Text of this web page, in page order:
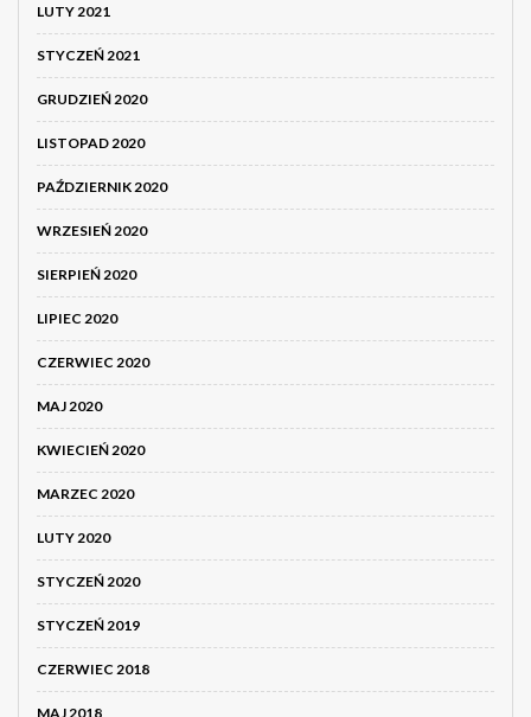
LUTY 2021
STYCZEŃ 2021
GRUDZIEŃ 2020
LISTOPAD 2020
PAŹDZIERNIK 2020
WRZESIEŃ 2020
SIERPIEŃ 2020
LIPIEC 2020
CZERWIEC 2020
MAJ 2020
KWIECIEŃ 2020
MARZEC 2020
LUTY 2020
STYCZEŃ 2020
STYCZEŃ 2019
CZERWIEC 2018
MAJ 2018